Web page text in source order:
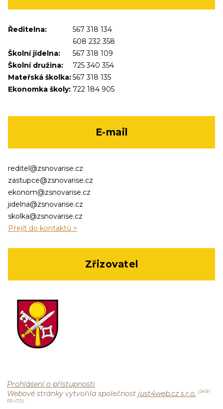
Ředitelna:
567 318 134
608 232 358
Školní jídelna:
567 318 109
Školní družina:
725 340 354
Mateřská školka:567 318 135
Ekonomka školy: 722 184 905
E-mail
reditel@zsnovarise.cz
zastupce@zsnovarise.cz
ekonom@zsnovarise.cz
jidelna@zsnovarise.cz
skolka@zsnovarise.cz
Přejít do kontaktů >
Zřizovatel
Prohlášení o přístupnosti
Webové stránky vytvořila společnost just4web.cz s.r.o. (J4W-
RS v7.0)